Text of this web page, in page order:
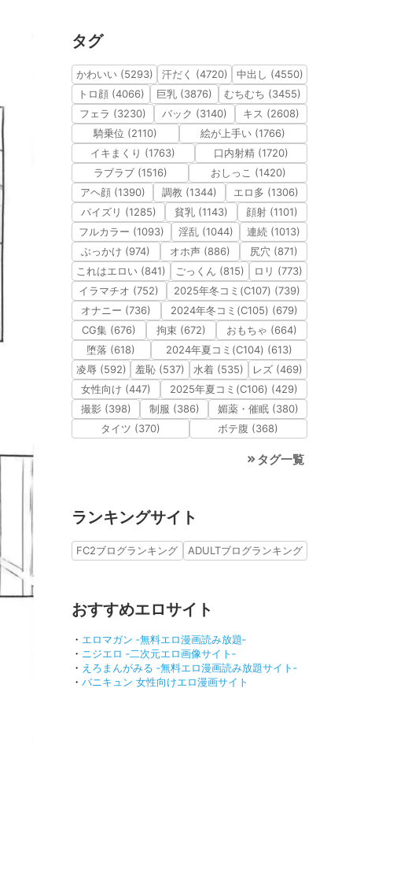
タグ
かわいい (5293) 汗だく (4720)
中出し (4550)
トロ顔 (4066)
巨乳 (3876)
むちむち (3455)
フェラ (3230)
バック (3140)
キス (2608)
騎乗位 (2110)
絵が上手い (1766)
イキまくり (1763)
口内射精 (1720)
ラブラブ (1516)
おしっこ (1420)
アヘ顔 (1390)
調教 (1344)
エロ多 (1306)
パイズリ (1285)
貧乳 (1143)
顔射 (1101)
フルカラー (1093)
淫乱 (1044)
連続 (1013)
ぶっかけ (974)
オホ声 (886)
尻穴 (871)
これはエロい (841)
ごっくん (815)
ロリ (773)
イラマチオ (752)
2025年冬コミ(C107) (739)
オナニー (736)
2024年冬コミ(C105) (679)
CG集 (676)
拘束 (672)
おもちゃ (664)
堕落 (618)
2024年夏コミ(C104) (613)
凌辱 (592)
羞恥 (537) 水着 (535)
レズ (469)
女性向け (447)
2025年夏コミ(C106) (429)
撮影 (398)
制服 (386)
媚薬・催眠 (380)
タイツ (370)
ボテ腹 (368)
タグ一覧
ランキングサイト
FC2ブログランキング ADULTブログランキング
おすすめエロサイト
・ エロマガン ‐無料エロ漫画読み放題‐
・ ニジエロ ‐二次元エロ画像サイト‐
・ えろまんがみる ‐無料エロ漫画読み放題サイト‐
・ バニキュン 女性向けエロ漫画サイト